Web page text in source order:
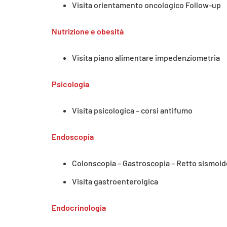
Visita orientamento oncologico Follow-up
Nutrizione e obesità
Visita piano alimentare impedenziometria
Psicologia
Visita psicologica – corsi antifumo
Endoscopia
Colonscopia – Gastroscopia – Retto
Visita gastroenterolgica
Endocrinologia